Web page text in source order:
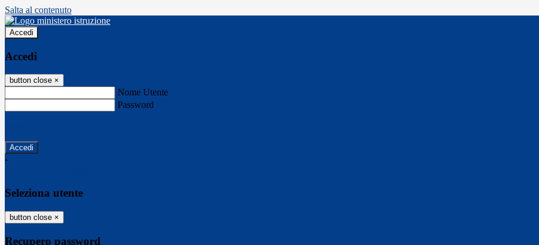
Salta al contenuto
Accedi
Accedi
button close ×
Nome Utente
Password
-
Seleziona utente
button close ×
Recupero password